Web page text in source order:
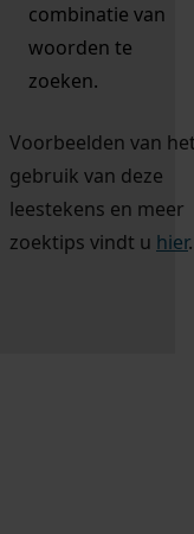
combinatie van
woorden te
zoeken.
Voorbeelden van
gebruik van deze
leestekens en meer
zoektips vindt u hier.